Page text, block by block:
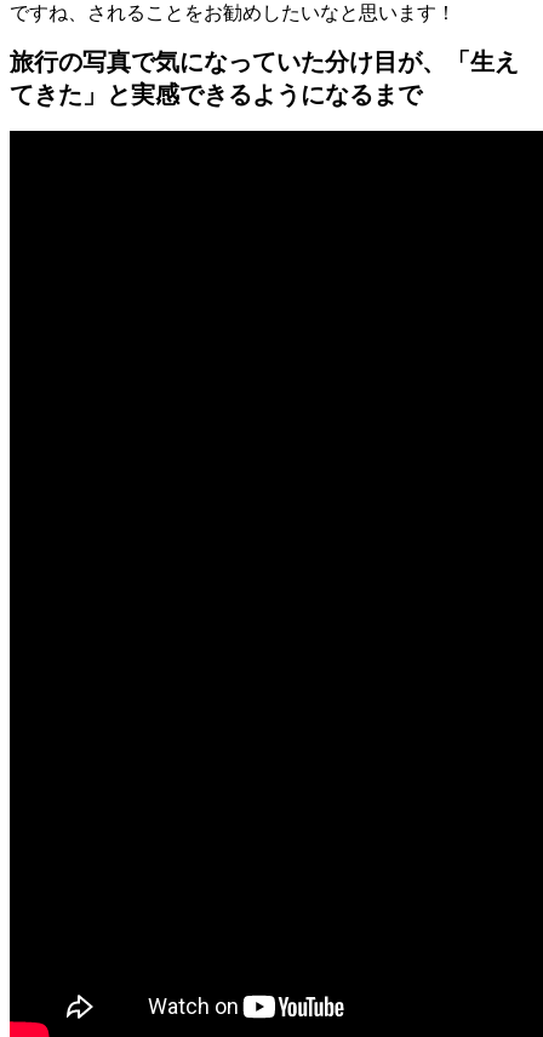
ですね、されることをお勧めしたいなと思います！
旅行の写真で気になっていた分け目が、「生え
てきた」と実感できるようになるまで